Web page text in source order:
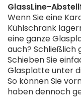
GlassLine-
Wenn Sie eine
Kühlschrank
eine ganze
auch? Schließlich
Schieben Sie
Glasplatte unter
So können Sie
haben dennoch